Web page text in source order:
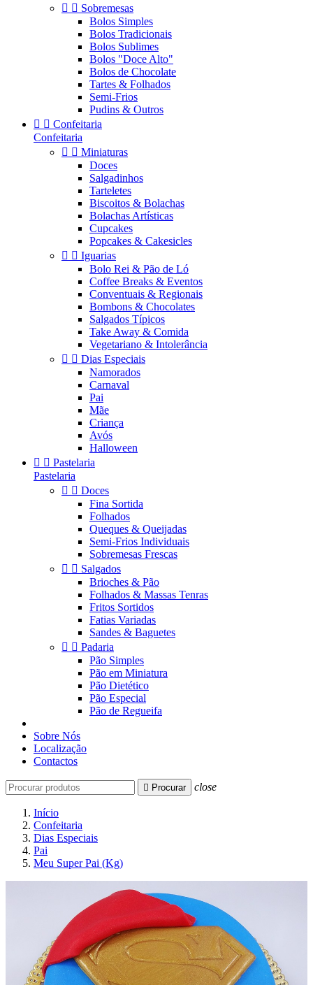
  Sobremesas
Bolos Simples
Bolos Tradicionais
Bolos Sublimes
Bolos "Doce Alto"
Bolos de Chocolate
Tartes & Folhados
Semi-Frios
Pudins & Outros
  Confeitaria
Confeitaria
  Miniaturas
Doces
Salgadinhos
Tarteletes
Biscoitos & Bolachas
Bolachas Artísticas
Cupcakes
Popcakes & Cakesicles
  Iguarias
Bolo Rei & Pão de Ló
Coffee Breaks & Eventos
Conventuais & Regionais
Bombons & Chocolates
Salgados Típicos
Take Away & Comida
Vegetariano & Intolerância
  Dias Especiais
Namorados
Carnaval
Pai
Mãe
Criança
Avós
Halloween
  Pastelaria
Pastelaria
  Doces
Fina Sortida
Folhados
Queques & Queijadas
Semi-Frios Individuais
Sobremesas Frescas
  Salgados
Brioches & Pão
Folhados & Massas Tenras
Fritos Sortidos
Fatias Variadas
Sandes & Baguetes
  Padaria
Pão Simples
Pão em Miniatura
Pão Dietético
Pão Especial
Pão de Regueifa
Sobre Nós
Localização
Contactos
 Procurar close
Início
Confeitaria
Dias Especiais
Pai
Meu Super Pai (Kg)